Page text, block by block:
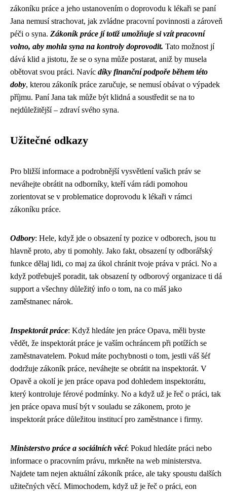
zákoníku práce a jeho ustanovením o doprovodu k lékaři se paní
Jana nemusí strachovat, jak zvládne pracovní povinnosti a zároveň
péči o syna. Zákoník práce jí totiž umožňuje si vzít pracovní
volno, aby mohla syna na kontroly doprovodit. Tato možnost jí
dává klid a jistotu, že se o syna může postarat, aniž by musela
obětovat svou práci. Navíc díky finanční podpoře během této
doby, kterou zákoník práce zaručuje, se nemusí obávat o výpadek
příjmu. Paní Jana tak může být klidná a soustředit se na to
nejdůležitější – zdraví svého syna.
Užitečné odkazy
Pro bližší informace a podrobnější vysvětlení vašich práv se
neváhejte obrátit na odborníky, kteří vám rádi pomohou
zorientovat se v problematice doprovodu k lékaři v rámci
zákoníku práce.
Odbory: Hele, když jde o obsazení ty pozice v odborech, jsou tu
hlavně proto, aby ti pomohly. Jako fakt, obsazení ty odborářský
funkce dělaj lidi, co maj za úkol chránit tvoje práva v práci. No a
když potřebuješ poradit, tak obsazení ty odborový organizace ti dá
support a všechny důležitý info o tom, na co máš jako
zaměstnanec nárok.
Inspektorát práce: Když hledáte jen práce Opava, měli byste
vědět, že inspektorát práce je vaším ochráncem při potížích se
zaměstnavatelem. Pokud máte pochybnosti o tom, jestli váš šéf
dodržuje zákoník práce, neváhejte se obrátit na inspektorát. V
Opavě a okolí je jen práce opava pod dohledem inspektorátu,
který kontroluje férové podmínky. No a když už je řeč o práci, tak
jen práce opava musí být v souladu se zákonem, proto je
inspektorát práce důležitou institucí pro zaměstnance i firmy.
Ministerstvo práce a sociálních věcí: Pokud hledáte práci nebo
informace o pracovním právu, mrkněte na web ministerstva.
Najdete tam nejen aktuální zákoník práce, ale taky spoustu dalších
užitečných věcí. Mimochodem, když už je řeč o práci, eon